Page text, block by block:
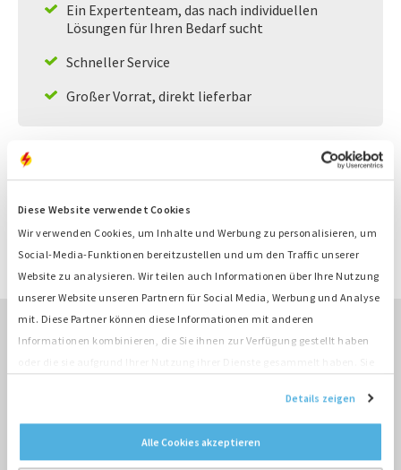
Diese Website verwendet Cookies
Wir verwenden Cookies, um Inhalte und Werbung zu personalisieren, um
Social-Media-Funktionen bereitzustellen und um den Traffic unserer
Website zu analysieren. Wir teilen auch Informationen über Ihre Nutzung
unserer Website unseren Partnern für Social Media, Werbung und Analyse
mit. Diese Partner können diese Informationen mit anderen
Informationen kombinieren, die Sie ihnen zur Verfügung gestellt haben
Details zeigen
Alle Cookies akzeptieren
Ein Expertenteam, das nach individuellen
Lösungen für Ihren Bedarf sucht
Schneller Service
Großer Vorrat, direkt lieferbar
Produktinformation
Nummer